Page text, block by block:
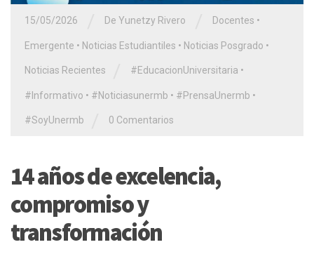
15/05/2026 De Yunetzy Rivero Docentes •
Emergente • Noticias Estudiantiles • Noticias Posgrado •
Noticias Recientes #EducacionUniversitaria •
#Informativo • #Noticiasunermb • #PrensaUnermb •
#SoyUnermb 0 Comentarios
​14 años de excelencia,
compromiso y
transformación